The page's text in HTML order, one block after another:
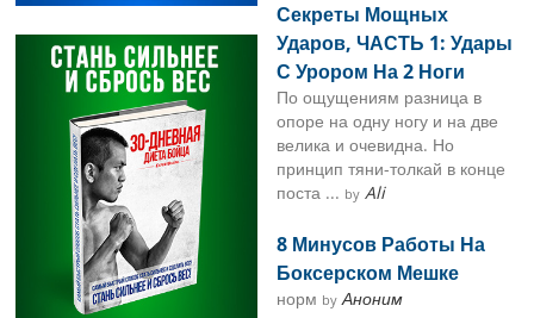
Секреты Мощных
Ударов, ЧАСТЬ 1: Удары
С Урором На 2 Ноги
По ощущениям разница в
опоре на одну ногу и на две
велика и очевидна. Но
принцип тяни-толкай в конце
поста ... by Ali
8 Минусов Работы На
Боксерском Мешке
норм by Аноним